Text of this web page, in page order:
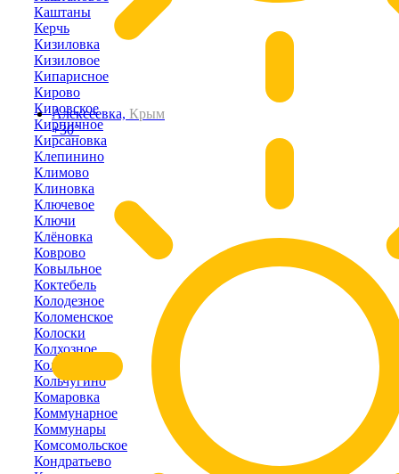
Алексеевка, Крым
+30°
Каштаны
Керчь
Кизиловка
Кизиловое
Кипарисное
Кирово
Кировское
Кирпичное
Кирсановка
Клепинино
Климово
Клиновка
Ключевое
Ключи
Клёновка
Коврово
Ковыльное
Коктебель
Колодезное
Коломенское
Колоски
Колхозное
Кольцово
Кольчугино
Комаровка
Коммунарное
Коммунары
Комсомольское
Кондратьево